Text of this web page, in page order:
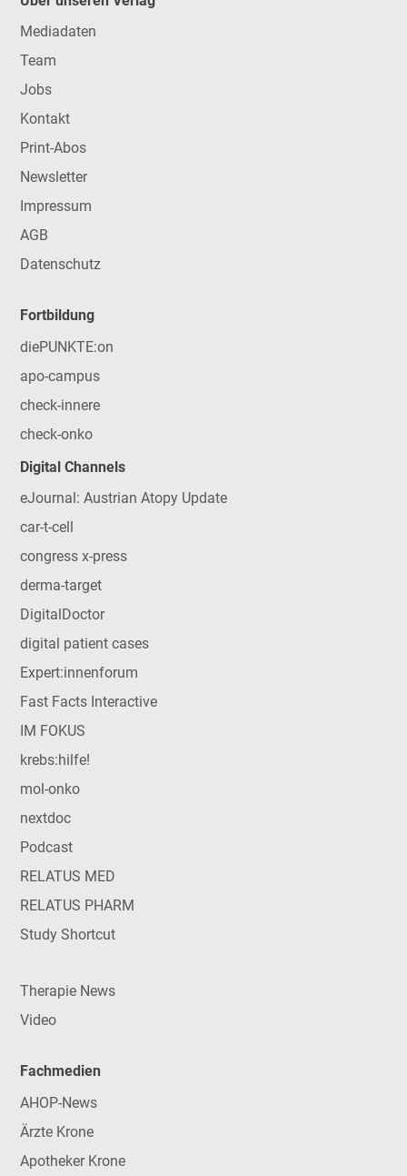
Mediadaten
Team
Jobs
Kontakt
Print-Abos
Newsletter
Impressum
AGB
Datenschutz
Fortbildung
diePUNKTE:on
apo-campus
check-innere
check-onko
Digital Channels
eJournal: Austrian Atopy Update
car-t-cell
congress x-press
derma-target
DigitalDoctor
digital patient cases
Expert:innenforum
Fast Facts Interactive
IM FOKUS
krebs:hilfe!
mol-onko
nextdoc
Podcast
RELATUS MED
RELATUS PHARM
Study Shortcut
Therapie News
Video
Fachmedien
AHOP-News
Ärzte Krone
Apotheker Krone